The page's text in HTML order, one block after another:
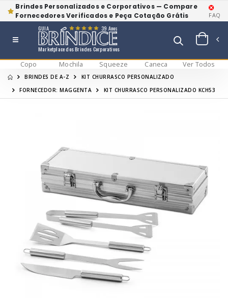
Brindes Personalizados e Corporativos — Compare
Fornecedores Verificados e Peça Cotação Grátis
FAQ
Marketplace dos Brindes Corporativos
GUIA 39 Anos
Copo Mochila Squeeze Caneca Ver Todos
BRINDES DE A-Z
KIT CHURRASCO PERSONALIZADO
FORNECEDOR: MAGGENTA
KIT CHURRASCO PERSONALIZADO KCH53